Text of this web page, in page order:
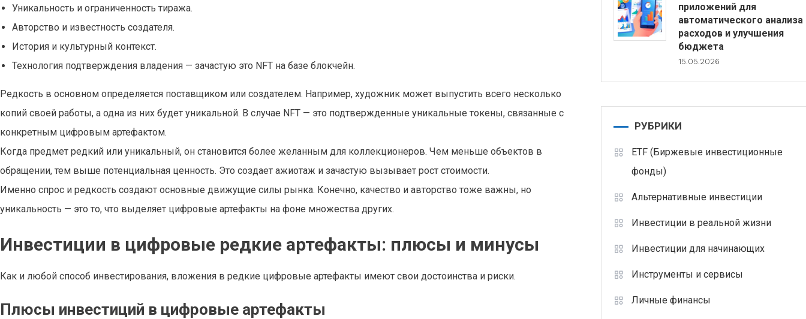
Уникальность и ограниченность тиража.
Авторство и известность создателя.
История и культурный контекст.
Технология подтверждения владения — зачастую это NFT на базе блокчейн.
Редкость в основном определяется поставщиком или создателем. Например, художник может выпустить всего несколько
копий своей работы, а одна из них будет уникальной. В случае NFT — это подтвержденные уникальные токены, связанные с
конкретным цифровым артефактом.
Когда предмет редкий или уникальный, он становится более желанным для коллекционеров. Чем меньше объектов в
обращении, тем выше потенциальная ценность. Это создает ажиотаж и зачастую вызывает рост стоимости.
Именно спрос и редкость создают основные движущие силы рынка. Конечно, качество и авторство тоже важны, но
уникальность — это то, что выделяет цифровые артефакты на фоне множества других.
Инвестиции в цифровые редкие артефакты: плюсы и минусы
Как и любой способ инвестирования, вложения в редкие цифровые артефакты имеют свои достоинства и риски.
Плюсы инвестиций в цифровые артефакты
приложений для
автоматического анализа
расходов и улучшения
бюджета
15.05.2026
РУБРИКИ
ETF (Биржевые инвестиционные
фонды)
Альтернативные инвестиции
Инвестиции в реальной жизни
Инвестиции для начинающих
Инструменты и сервисы
Личные финансы